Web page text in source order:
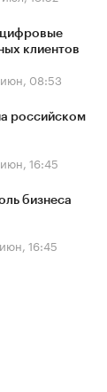
цифровые
клиентов
08:53
российском
16:45
бизнеса
16:45